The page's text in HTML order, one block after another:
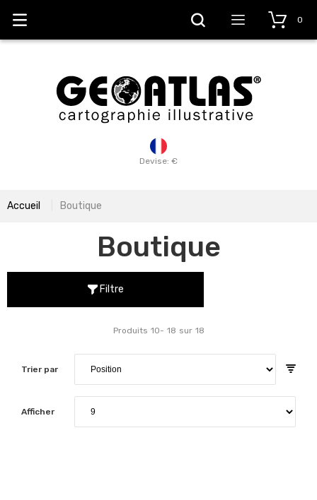
Devise: €
0
Accueil Boutique
Boutique
Filtre
Trier par
Produits 10- 18 sur 18
Afficher